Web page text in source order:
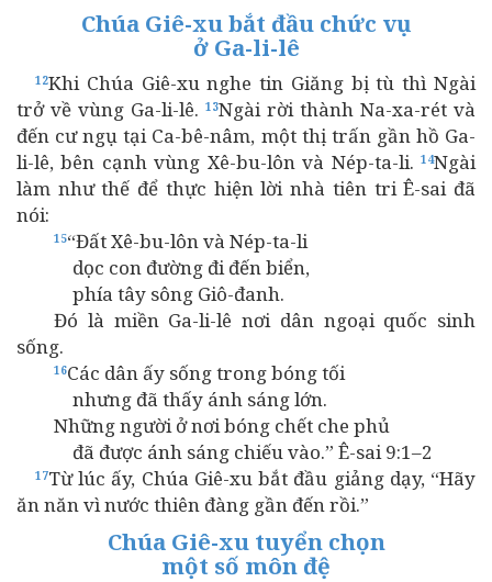
Chúa Giê-xu bắt đầu chức vụ
ở Ga-li-lê
12Khi Chúa Giê-xu nghe tin Giăng bị tù thì Ngài
trở về vùng Ga-li-lê. 13Ngài rời thành Na-xa-rét và
đến cư ngụ tại Ca-bê-nâm, một thị trấn gần hồ Ga-
li-lê, bên cạnh vùng Xê-bu-lôn và Nép-ta-li. 14Ngài
làm như thế để thực hiện lời nhà tiên tri Ê-sai đã
nói:
15“Đất Xê-bu-lôn và Nép-ta-li
dọc con đường đi đến biển,
phía tây sông Giô-đanh.
Đó là miền Ga-li-lê nơi dân ngoại quốc sinh
sống.
16Các dân ấy sống trong bóng tối
nhưng đã thấy ánh sáng lớn.
Những người ở nơi bóng chết che phủ
đã được ánh sáng chiếu vào.” Ê-sai 9:1–2
17Từ lúc ấy, Chúa Giê-xu bắt đầu giảng dạy, “Hãy
ăn năn vì nước thiên đàng gần đến rồi.”
Chúa Giê-xu tuyển chọn
một số môn đệ